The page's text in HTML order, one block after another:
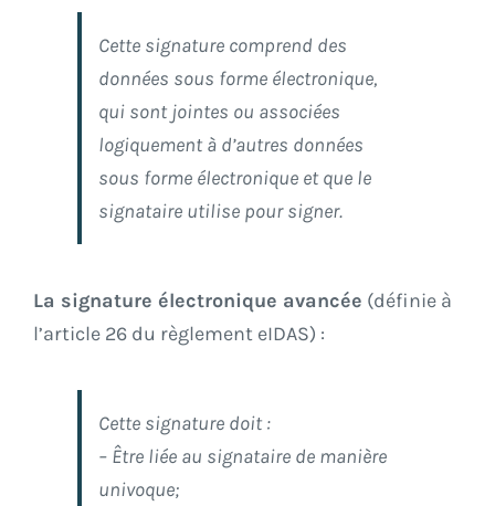
Cette signature comprend des
données sous forme électronique,
qui sont jointes ou associées
logiquement à d’autres données
sous forme électronique et que le
signataire utilise pour signer.
La signature électronique avancée (définie à
l’article 26 du règlement eIDAS) :
Cette signature doit :
– Être liée au signataire de manière
univoque;